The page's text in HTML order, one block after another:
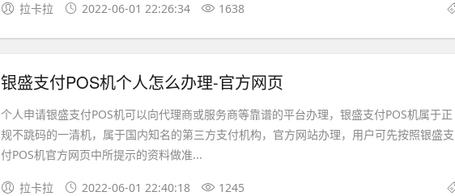
拉卡拉 2022-06-01 22:26:34 1638
银盛支付POS机个人怎么办理-官方网页
个人申请银盛支付POS机可以向代理商或服务商等靠谱的平台办理，银盛支付POS机属于正
规不跳码的一清机，属于国内知名的第三方支付机构，官方网站办理，用户可先按照银盛支
付POS机官方网页中所提示的资料做准...
拉卡拉 2022-06-01 22:40:18 1245